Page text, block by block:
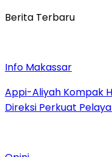
Berita Terbaru
Info Makassar
Appi-Aliyah Kompak
Direksi Perkuat